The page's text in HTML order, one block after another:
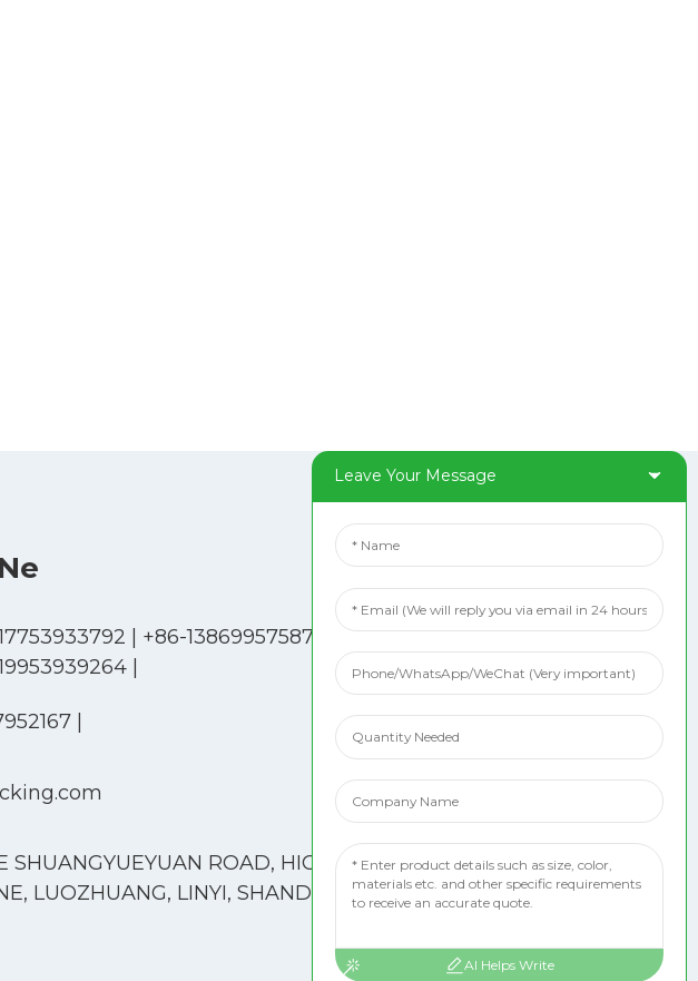
+86-13869957587
|
|
SHUANGYUEYUAN ROAD, HIGH-
LUOZHUANG, LINYI, SHANDONG,
Rețele Sociale
TikTok
Facebook
YouTube
YouTube
Instagram
Leave Your Message
AI Helps Write